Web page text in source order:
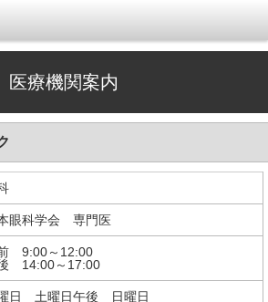
医療機関案内
眼科学会 専門医
9:00～12:00
14:00～17:00
日 土曜日午後 日曜日